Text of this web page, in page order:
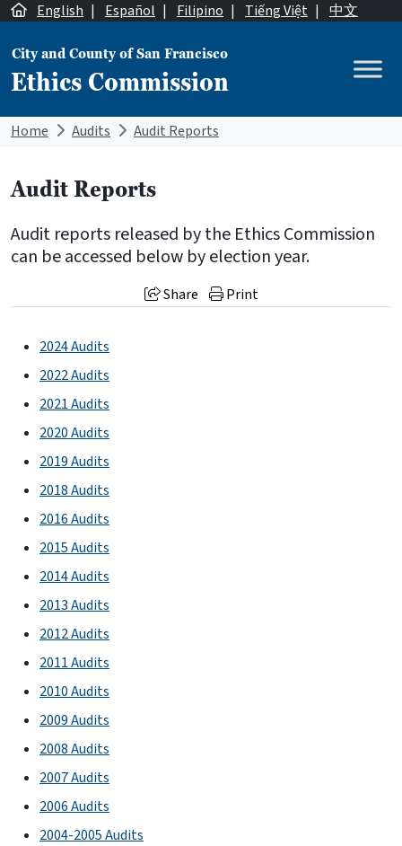
Skip to content
English | Español | Filipino | Tiếng Việt | 中文
Main Navigation
City and County of San Francisco
Ethics Commission
Home Audits Audit Reports
Audit Reports
Audit reports released by the Ethics Commission
can be accessed below by election year.
Share Print
2024 Audits
2022 Audits
2021 Audits
2020 Audits
2019 Audits
2018 Audits
2016 Audits
2015 Audits
2014 Audits
2013 Audits
2012 Audits
2011 Audits
2010 Audits
2009 Audits
2008 Audits
2007 Audits
2006 Audits
2004-2005 Audits